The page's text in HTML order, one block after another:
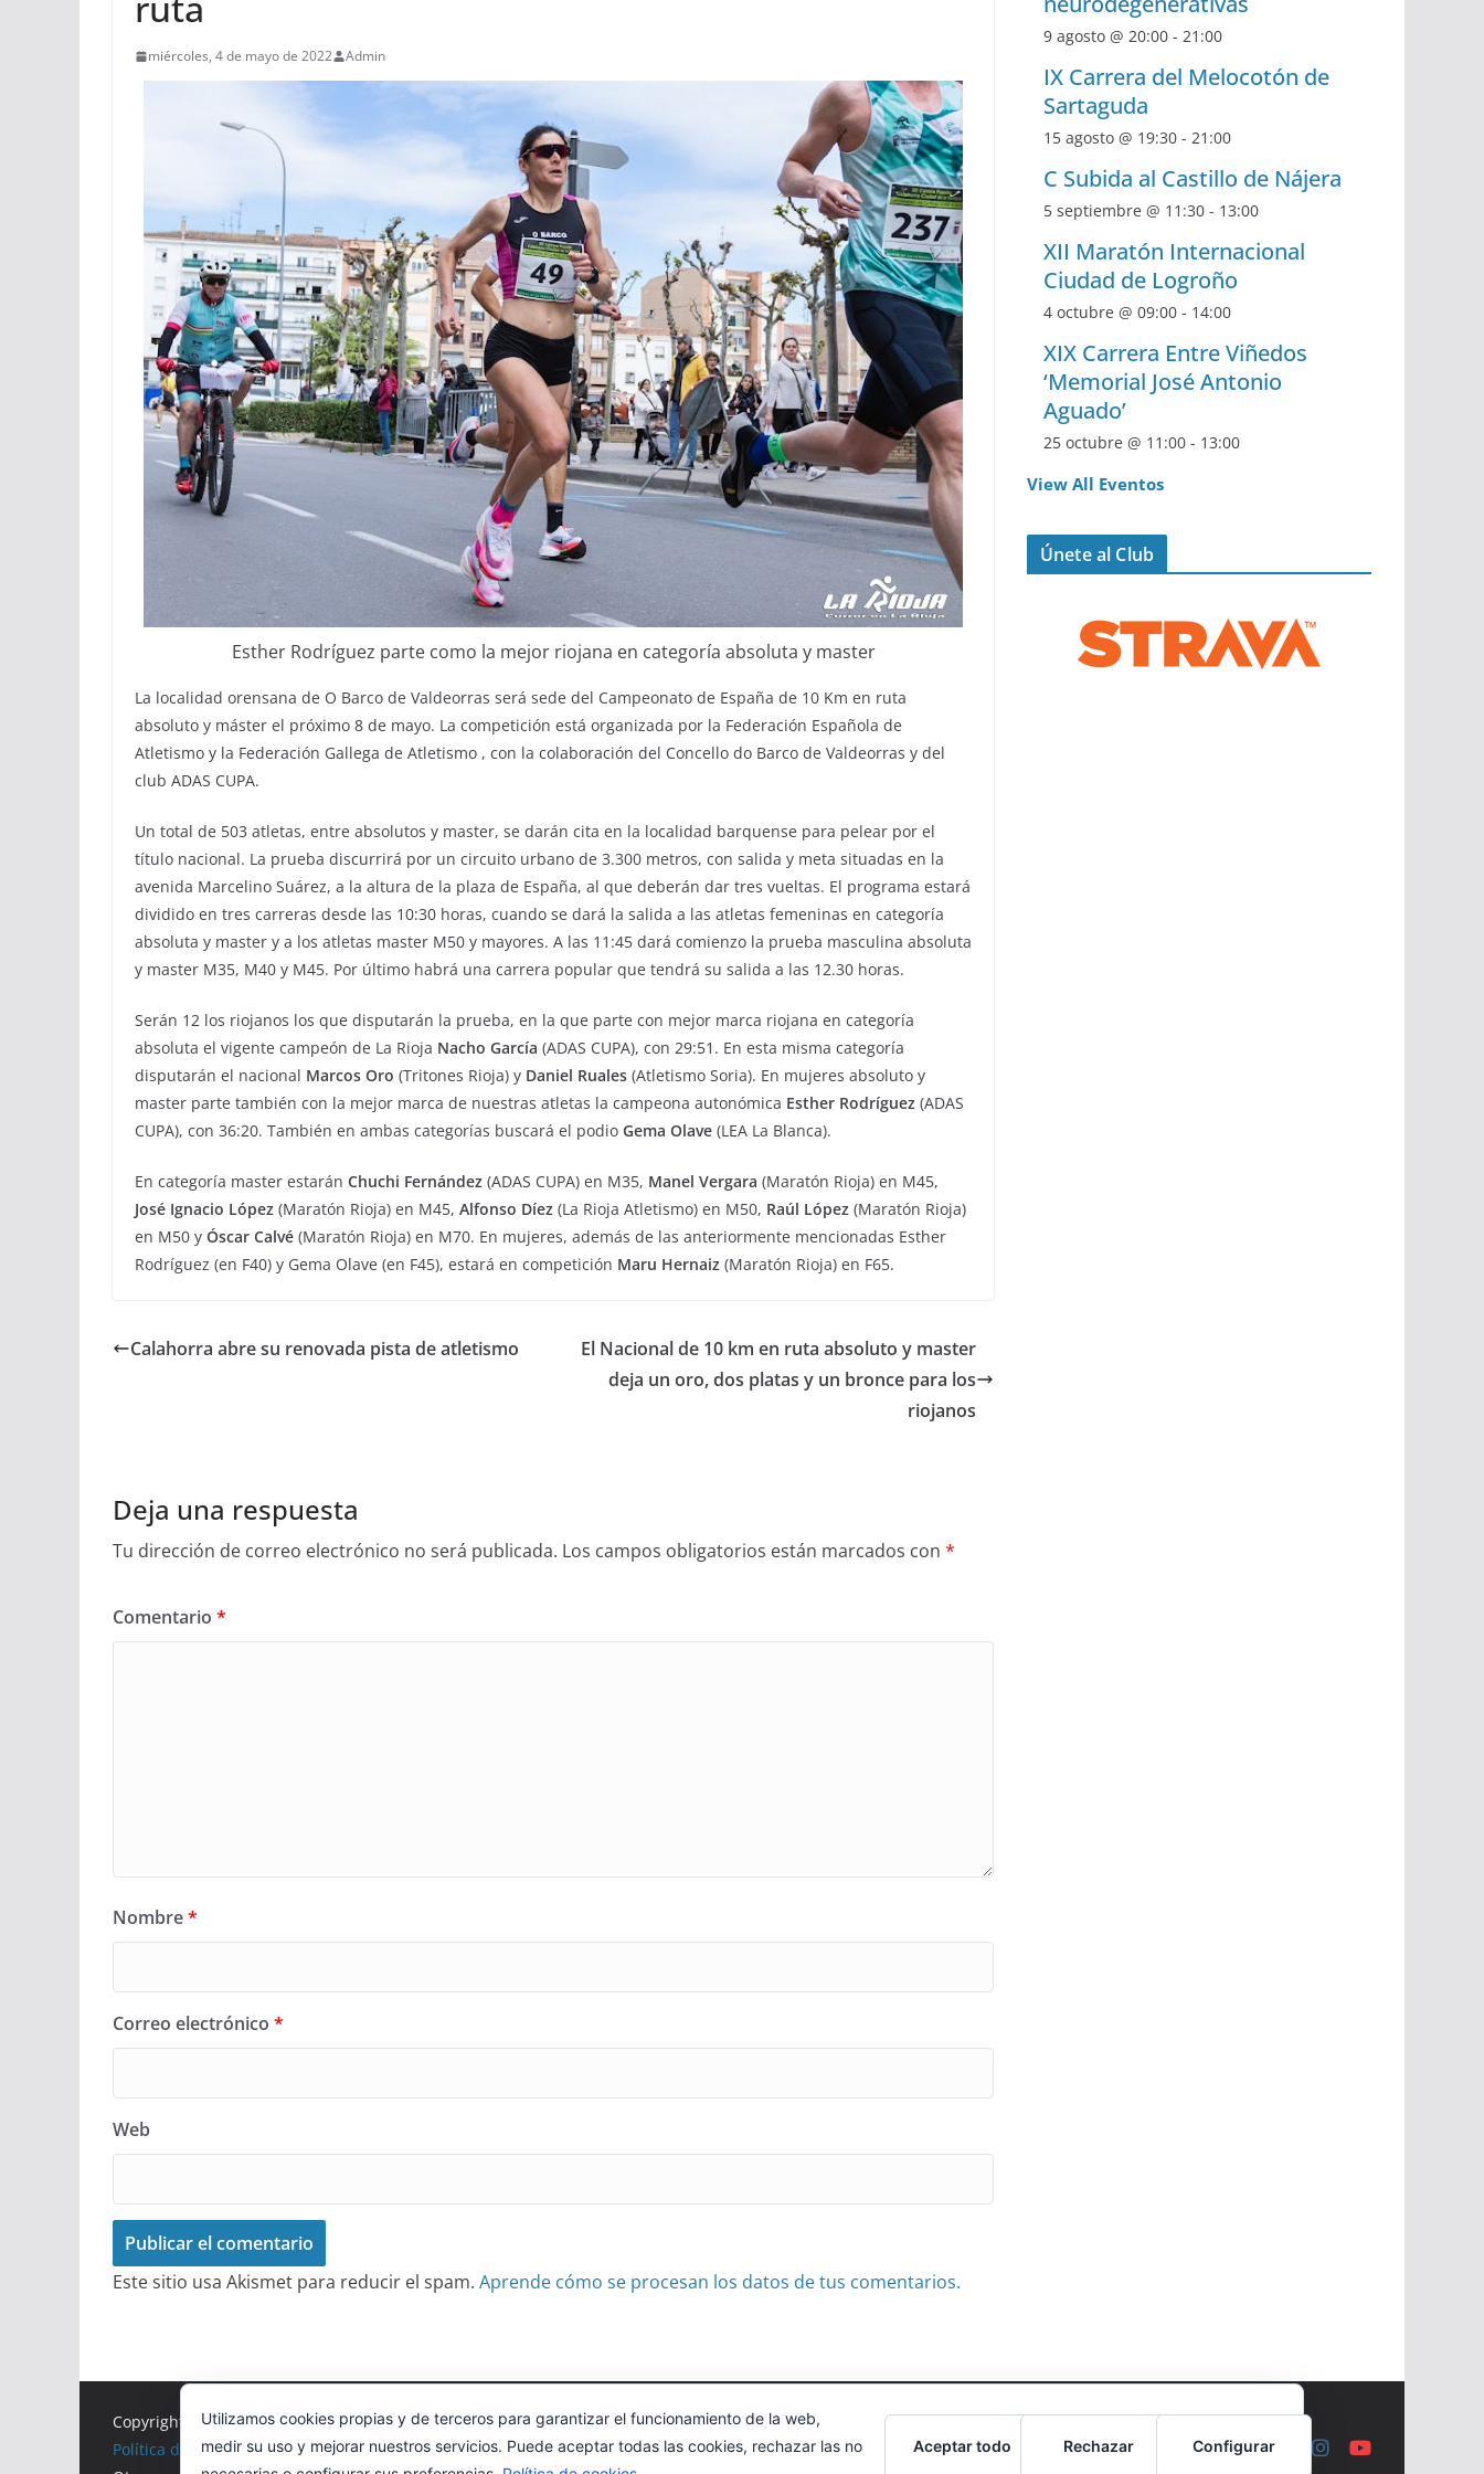
miércoles, 4 de mayo de 2022 Admin
Esther Rodríguez parte como la mejor riojana en categoría absoluta y master
La localidad orensana de O Barco de Valdeorras será sede del Campeonato de España de 10 Km en ruta
absoluto y máster el próximo 8 de mayo. La competición está organizada por la Federación Española de
Atletismo y la Federación Gallega de Atletismo , con la colaboración del Concello do Barco de Valdeorras y del
club ADAS CUPA.
Un total de 503 atletas, entre absolutos y master, se darán cita en la localidad barquense para pelear por el
título nacional. La prueba discurrirá por un circuito urbano de 3.300 metros, con salida y meta situadas en la
avenida Marcelino Suárez, a la altura de la plaza de España, al que deberán dar tres vueltas. El programa estará
dividido en tres carreras desde las 10:30 horas, cuando se dará la salida a las atletas femeninas en categoría
absoluta y master y a los atletas master M50 y mayores. A las 11:45 dará comienzo la prueba masculina absoluta
y master M35, M40 y M45. Por último habrá una carrera popular que tendrá su salida a las 12.30 horas.
Serán 12 los riojanos los que disputarán la prueba, en la que parte con mejor marca riojana en categoría
absoluta el vigente campeón de La Rioja Nacho García (ADAS CUPA), con 29:51. En esta misma categoría
disputarán el nacional Marcos Oro (Tritones Rioja) y Daniel Ruales (Atletismo Soria). En mujeres absoluto y
master parte también con la mejor marca de nuestras atletas la campeona autonómica Esther Rodríguez (ADAS
CUPA), con 36:20. También en ambas categorías buscará el podio Gema Olave (LEA La Blanca).
En categoría master estarán Chuchi Fernández (ADAS CUPA) en M35, Manel Vergara (Maratón Rioja) en M45,
José Ignacio López (Maratón Rioja) en M45, Alfonso Díez (La Rioja Atletismo) en M50, Raúl López (Maratón Rioja)
en M50 y Óscar Calvé (Maratón Rioja) en M70. En mujeres, además de las anteriormente mencionadas Esther
Rodríguez (en F40) y Gema Olave (en F45), estará en competición Maru Hernaiz (Maratón Rioja) en F65.
Calahorra abre su renovada pista de atletismo
El Nacional de 10 km en ruta absoluto y master
deja un oro, dos platas y un bronce para los
riojanos
Deja una respuesta
Tu dirección de correo electrónico no será publicada. Los campos obligatorios están marcados con *
Comentario *
Nombre*
Correo electrónico *
Web
Este sitio usa Akismet para reducir el spam. Aprende cómo se procesan los datos de tus comentarios.
9 agosto @ 20:00 - 21:00
IX Carrera del Melocotón de
Sartaguda
15 agosto @ 19:30 - 21:00
C Subida al Castillo de Nájera
5 septiembre @ 11:30 - 13:00
XII Maratón Internacional
Ciudad de Logroño
4 octubre @ 09:00 - 14:00
XIX Carrera Entre Viñedos
‘Memorial José Antonio
Aguado’
25 octubre @ 11:00 - 13:00
View All Eventos
Únete al Club
Copyright © 2026Correr en La Rioja. Todos los derechos reservados.
Política de cookies
Utilizamos cookies propias y de terceros para garantizar el funcionamiento de la web,
medir su uso y mejorar nuestros servicios. Puede aceptar todas las cookies, rechazar las no
Aceptar todo Rechazar Configurar